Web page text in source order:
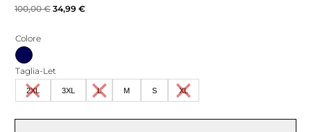
100,00€ Il
era:
100,00 €.
34,99 €Il
34,99 €.
Colore
Taglia-Let
2XL 3XL L M S XL